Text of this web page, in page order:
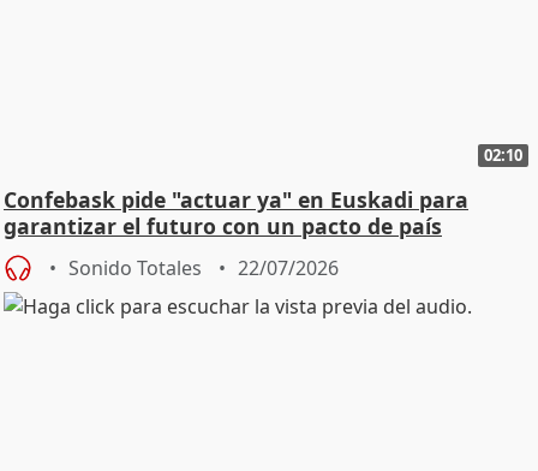
02:10
Confebask pide "actuar ya" en Euskadi para
garantizar el futuro con un pacto de país
Sonido Totales 22/07/2026